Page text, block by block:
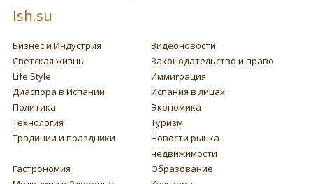
Ish.su
Бизнес и Индустрия
Видеоновости
Светская жизнь
Законодательство и право
Life Style
Иммиграция
Диаспора в Испании
Испания в лицах
Политика
Экономика
Технология
Туризм
Традиции и праздники
Новости рынка
недвижимости
Гастрономия
Образование